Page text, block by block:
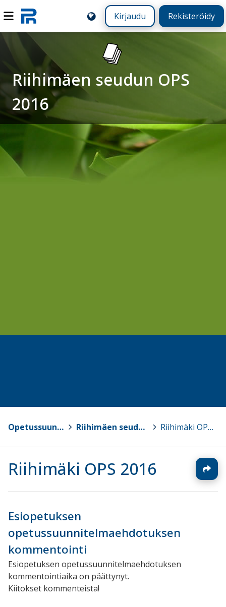
Kirjaudu Rekisteröidy
Riihimäen seudun OPS
2016
Opetussuunnitelmat > Riihimäen seudun OPS 2016 > Riihimäki OPS 2016
Riihimäki OPS 2016
Esiopetuksen
opetussuunnitelmaehdotuksen
kommentointi
Esiopetuksen opetussuunnitelmaehdotuksen
kommentointiaika on päättynyt.
Kiitokset kommenteista!